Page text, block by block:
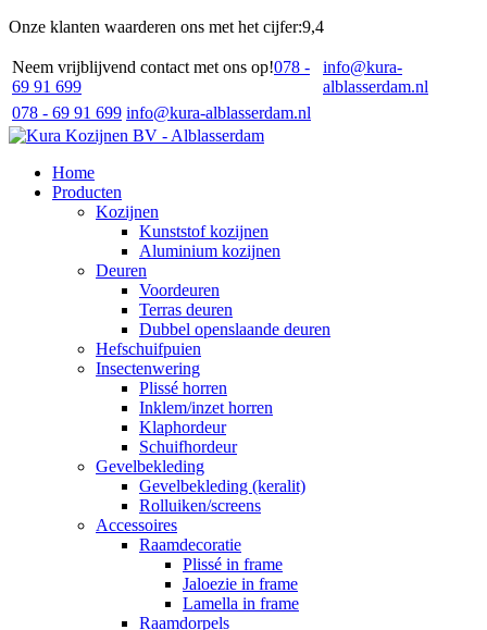
Onze klanten waarderen ons met het cijfer:9,4
Neem vrijblijvend contact met ons op!078 -
69 91 699
info@kura-
alblasserdam.nl
078 - 69 91 699 info@kura-alblasserdam.nl
Home
Producten
Kozijnen
Kunststof kozijnen
Aluminium kozijnen
Deuren
Voordeuren
Terras deuren
Dubbel openslaande deuren
Hefschuifpuien
Insectenwering
Plissé horren
Inklem/inzet horren
Klaphordeur
Schuifhordeur
Gevelbekleding
Gevelbekleding (keralit)
Rolluiken/screens
Accessoires
Raamdecoratie
Plissé in frame
Jaloezie in frame
Lamella in frame
Raamdorpels